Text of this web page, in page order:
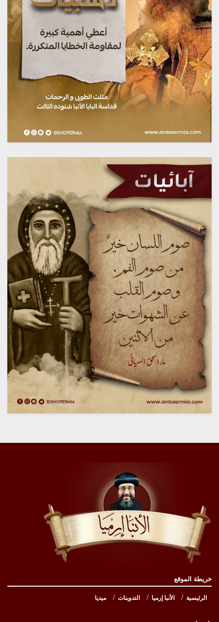
خريطة الموقع
الرئيسية الأنبا إرميا التدوينات ميديا